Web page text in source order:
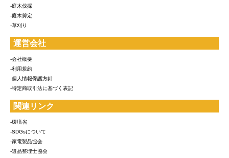
-庭木伐採
-庭木剪定
-草刈り
運営会社
-会社概要
-利用規約
-個人情報保護方針
-特定商取引法に基づく表記
関連リンク
-環境省
-SDGsについて
-家電製品協会
-遺品整理士協会